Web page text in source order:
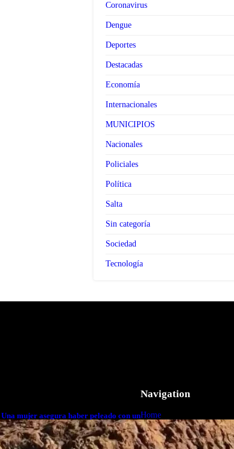
Coronavirus
Dengue
Deportes
Destacadas
Economía
Internacionales
MUNICIPIOS
Nacionales
Policiales
Política
Salta
Sin categoría
Sociedad
Tecnología
Una mujer asegura haber peleado con un
extraterrestre cuerpo a cuerpo
Navigation
Home
Business
Lifestyle